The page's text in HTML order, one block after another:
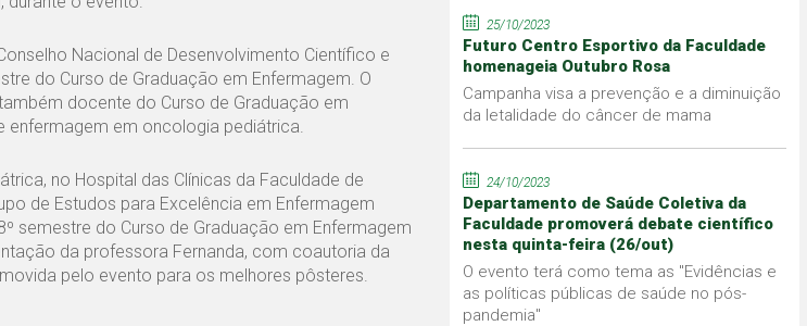
Nacional de Desenvolvimento Científico e
do Curso de Graduação em Enfermagem. O
docente do Curso de Graduação em
enfermagem em oncologia pediátrica.
no Hospital das Clínicas da Faculdade de
de Estudos para Excelência em Enfermagem
semestre do Curso de Graduação em Enfermagem
da professora Fernanda, com coautoria da
pelo evento para os melhores pôsteres.
25/10/2023
Futuro Centro Esportivo da Faculdade
homenageia Outubro Rosa
Campanha visa a prevenção e a diminuição
da letalidade do câncer de mama
24/10/2023
Departamento de Saúde Coletiva da
Faculdade promoverá debate científico
nesta quinta-feira (26/out)
O evento terá como tema as "Evidências e
as políticas públicas de saúde no pós-
pandemia"